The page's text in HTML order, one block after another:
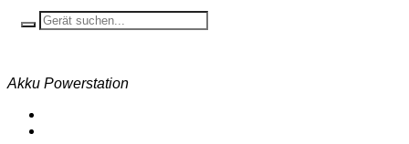
Akku Powerstation